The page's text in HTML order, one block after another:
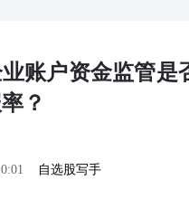
账户资金监管是
？
自选股写手